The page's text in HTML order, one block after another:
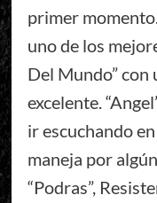
primer
uno de los
Del Mundo”
excelente.
ir escuchando
maneja por
“Podras”,